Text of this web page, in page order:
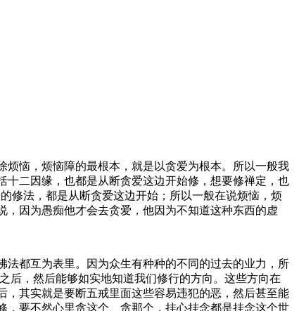
恼，烦恼障的最根本，就是以贪爱为根本。所以一般我
二因缘，也都是从断贪爱这边开始修，想要修禅定，也
修法，都是从断贪爱这边开始；所以一般在说烦恼，烦
因为愚痴他才会去贪爱，他因为不知道这种东西的虚
都互为表里。因为众生有种种的不同的过去的业力，所
后，然后能够如实地知道我们修行的方向。这些方向在
其实就是要断五戒里面这些容易违犯的恶，然后甚至能
要不然心里贪这个、贪那个，挂心挂念都是挂念这个世